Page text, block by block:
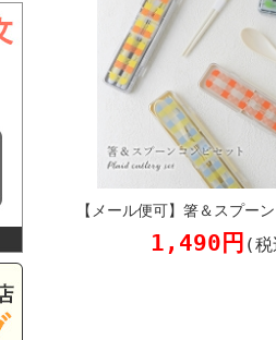
【メール便可】箸＆スプー
1,490円 (